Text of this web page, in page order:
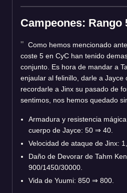
Campeones: Rango
Como hemos mencionado
coste 5 en CyC han tenido
conjunto. Es hora de mandar a
enjaular al felinillo, darle a Jayce
recordarle a Jinx su pasado de
sentimos, nos hemos quedado
Armadura y resistencia
cuerpo de Jayce: 50 ⇒ 40.
Velocidad de ataque de Jinx:
Daño de Devorar de Tahm
900/1450/30000.
Vida de Yuumi: 850 ⇒ 800.